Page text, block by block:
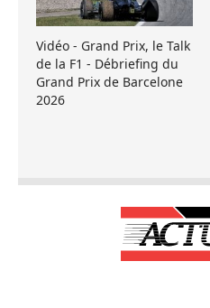
Vidéo - Grand Prix, le Talk
de la F1 - Débriefing du
Grand Prix de Barcelone
2026